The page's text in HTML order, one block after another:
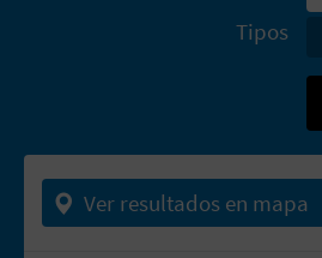
Tipos
Ver resultados en mapa